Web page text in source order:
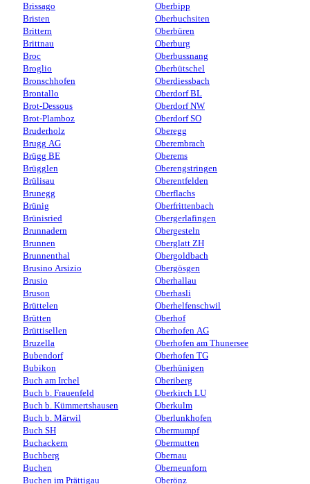
Brissago
Bristen
Brittern
Brittnau
Broc
Broglio
Bronschhofen
Brontallo
Brot-Dessous
Brot-Plamboz
Bruderholz
Brugg AG
Brügg BE
Brügglen
Brülisau
Brunegg
Brünig
Brünisried
Brunnadern
Brunnen
Brunnenthal
Brusino Arsizio
Brusio
Bruson
Brüttelen
Brütten
Brüttisellen
Bruzella
Bubendorf
Bubikon
Buch am Irchel
Buch b. Frauenfeld
Buch b. Kümmertshausen
Buch b. Märwil
Buch SH
Buchackern
Buchberg
Buchen
Buchen im Prättigau
Oberbipp
Oberbuchsiten
Oberbüren
Oberburg
Oberbussnang
Oberbütschel
Oberdiessbach
Oberdorf BL
Oberdorf NW
Oberdorf SO
Oberegg
Oberembrach
Oberems
Oberengstringen
Oberentfelden
Oberflachs
Oberfrittenbach
Obergerlafingen
Obergesteln
Oberglatt ZH
Obergoldbach
Obergösgen
Oberhallau
Oberhasli
Oberhelfenschwil
Oberhof
Oberhofen AG
Oberhofen am Thunersee
Oberhofen TG
Oberhünigen
Oberiberg
Oberkirch LU
Oberkulm
Oberlunkhofen
Obermumpf
Obermutten
Obernau
Oberneunforn
Oberönz